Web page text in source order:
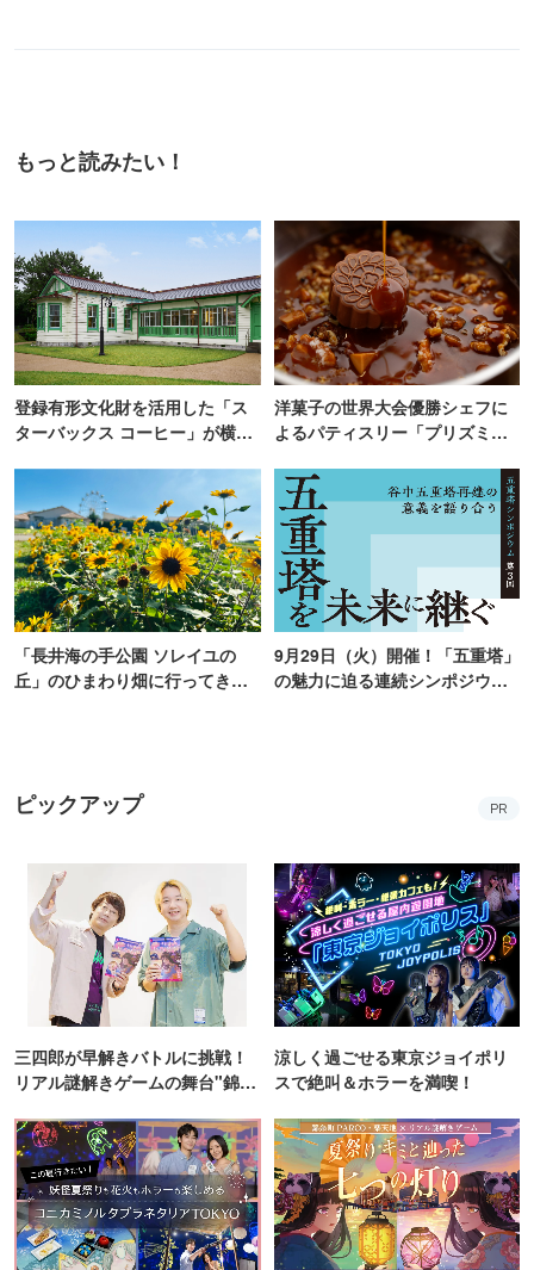
もっと読みたい！
登録有形文化財を活用した「ス
ターバックス コーヒー」が横
洋菓子の世界大会優勝シェフに
よるパティスリー「プリズミッ
「長井海の手公園 ソレイユの
丘」のひまわり畑に行ってき
9月29日（火）開催！「五重塔」
の魅力に迫る連続シンポジウ
ピックアップ PR
三四郎が早解きバトルに挑戦！
リアル謎解きゲームの舞台"錦糸
涼しく過ごせる東京ジョイポリ
スで絶叫＆ホラーを満喫！